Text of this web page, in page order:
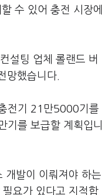
수 있어 충전 시장에
설팅 업체 롤랜드 버
했습니다.
전기 21만5000기를
를 보급할 계획입니
개발이 이뤄져야 하는
요가 있다고 지적합